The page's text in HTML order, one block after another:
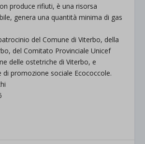
produce rifiuti, è una risorsa
genera una quantità minima di gas
del Comune di Viterbo, della
del Comitato Provinciale Unicef
delle ostetriche di Viterbo, e
di promozione sociale Ecococcole.